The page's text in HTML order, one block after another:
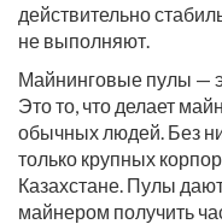
действительно
не выполняют.
Майнинговые пулы —
Это то, что делает
обычных людей. Без
только крупных
Казахстане. Пулы
майнером получить